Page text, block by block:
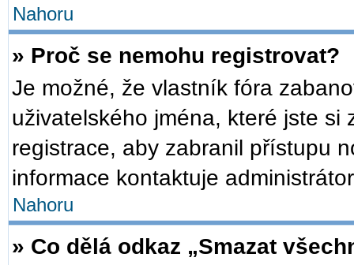
Nahoru
» Proč se nemohu registrovat?
Je možné, že vlastník fóra
uživatelského jména, které jste si
registrace, aby zabranil přístupu
informace kontaktuje
Nahoru
» Co dělá odkaz „Smazat